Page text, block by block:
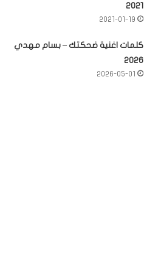
2021
2021-01-19
كلمات اغنية ضحكتك – بسام مهدي
2026
2026-05-01